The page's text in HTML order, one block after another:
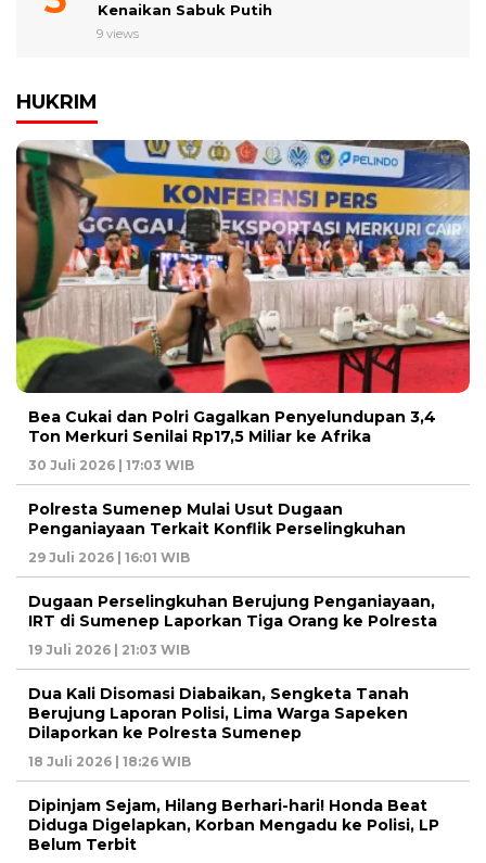
Kenaikan Sabuk Putih
9 views
HUKRIM
Bea Cukai dan Polri Gagalkan Penyelundupan 3,4
Ton Merkuri Senilai Rp17,5 Miliar ke Afrika
30 Juli 2026 | 17:03 WIB
Polresta Sumenep Mulai Usut Dugaan
Penganiayaan Terkait Konflik Perselingkuhan
29 Juli 2026 | 16:01 WIB
Dugaan Perselingkuhan Berujung Penganiayaan,
IRT di Sumenep Laporkan Tiga Orang ke Polresta
19 Juli 2026 | 21:03 WIB
Dua Kali Disomasi Diabaikan, Sengketa Tanah
Berujung Laporan Polisi, Lima Warga Sapeken
Dilaporkan ke Polresta Sumenep
18 Juli 2026 | 18:26 WIB
Dipinjam Sejam, Hilang Berhari-hari! Honda Beat
Diduga Digelapkan, Korban Mengadu ke Polisi, LP
Belum Terbit